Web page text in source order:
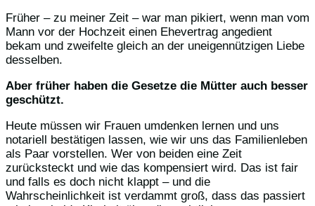
Früher – zu meiner Zeit – war man pikiert, wenn man vom
Mann vor der Hochzeit einen Ehevertrag angedient
bekam und zweifelte gleich an der uneigennützigen Liebe
desselben.
Aber früher haben die Gesetze die Mütter auch besser
geschützt.
Heute müssen wir Frauen umdenken lernen und uns
notariell bestätigen lassen, wie wir uns das Familienleben
als Paar vorstellen. Wer von beiden eine Zeit
zurücksteckt und wie das kompensiert wird. Das ist fair
und falls es doch nicht klappt – und die
Wahrscheinlichkeit ist verdammt groß, dass das passiert